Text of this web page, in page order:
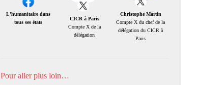
L'humanitaire dans
tous ses états
CICR à Paris
Compte X de la
délégation
Christophe Martin
Compte X du chef de la
délégation du CICR à
Paris
Pour aller plus loin…